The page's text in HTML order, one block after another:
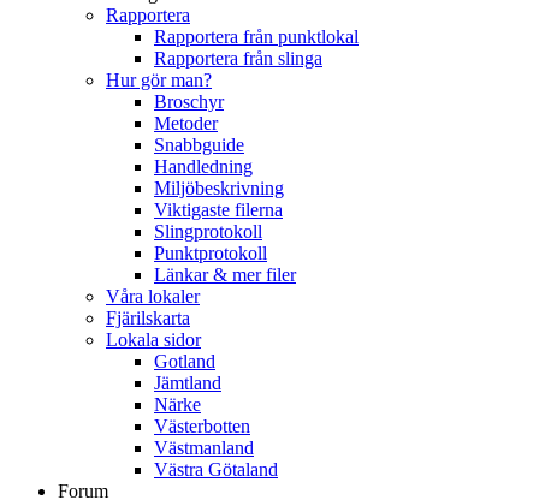
Rapportera
Rapportera från punktlokal
Rapportera från slinga
Hur gör man?
Broschyr
Metoder
Snabbguide
Handledning
Miljöbeskrivning
Viktigaste filerna
Slingprotokoll
Punktprotokoll
Länkar & mer filer
Våra lokaler
Fjärilskarta
Lokala sidor
Gotland
Jämtland
Närke
Västerbotten
Västmanland
Västra Götaland
Forum